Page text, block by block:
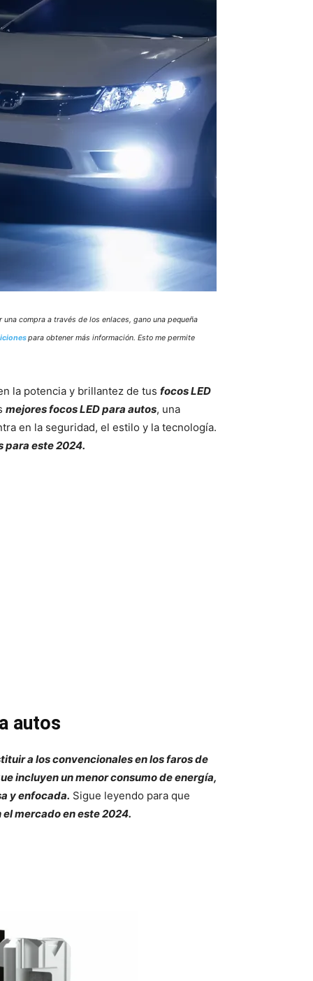
compra a través de los enlaces, gano una pequeña
para obtener más información. Esto me permite
la potencia y brillantez de tus focos LED
mejores focos LED para autos, una
en la seguridad, el estilo y la tecnología.
para este 2024.
autos
a los convencionales en los faros de
incluyen un menor consumo de energía,
y enfocada. Sigue leyendo para que
mercado en este 2024.